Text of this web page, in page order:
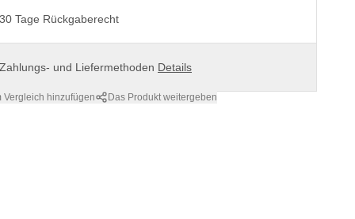
30 Tage Rückgaberecht
Zahlungs- und Liefermethoden Details
Vergleich hinzufügen Das Produkt weitergeben